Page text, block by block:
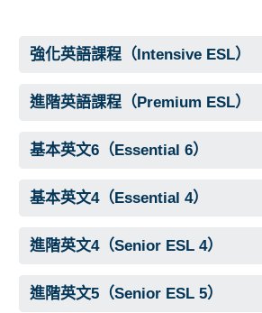
強化英語課程（Intensive ESL）
進階英語課程（Premium ESL）
基本英文6（Essential 6）
基本英文4（Essential 4）
進階英文4（Senior ESL 4）
進階英文5（Senior ESL 5）